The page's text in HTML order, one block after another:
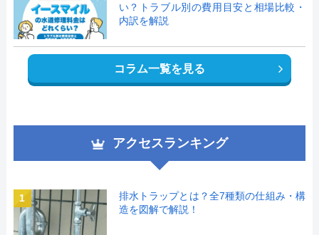
い？トラブル別の費用目安と相場比較・
内訳を解説
コラム一覧を見る
アクセスランキング
1
排水トラップとは？全7種類の仕組み・構
造を図解で解説！